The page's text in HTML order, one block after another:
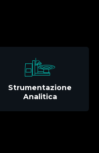
Strumentazione
Analitica